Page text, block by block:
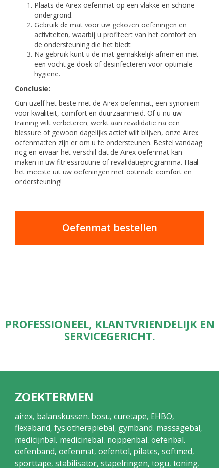
Plaats de Airex oefenmat op een vlakke en schone
ondergrond.
Gebruik de mat voor uw gekozen oefeningen en
activiteiten, waarbij u profiteert van het comfort en
de ondersteuning die het biedt.
Na gebruik kunt u de mat gemakkelijk afnemen met
een vochtige doek of desinfecteren voor optimale
hygiëne.
Conclusie:
Gun uzelf het beste met de Airex oefenmat, een synoniem
voor kwaliteit, comfort en duurzaamheid. Of u nu uw
training wilt verbeteren, werkt aan revalidatie na een
blessure of gewoon dagelijks actief wilt blijven, onze Airex
oefenmatten zijn er om u te ondersteunen. Bestel vandaag
nog en ervaar het verschil dat de Airex oefenmat kan
maken in uw fitnessroutine of revalidatieprogramma. Haal
het meeste uit uw oefeningen met optimale comfort en
ondersteuning!
Oefenmat bestellen
PROFESSIONEEL, KLANTVRIENDELIJK EN
SERVICEGERICHT.
ZOEKTERMEN
airex, balanskussen, bosu, curetape, EHBO,
flexaband, fysiotherapiebal, gymband, massagebal,
medicijnbal, medicinebal, noppenbal, oefenbal,
oefenband, oefenmat, oefentol, pilates, softmed,
sporttape, stabilisator, stapelringen, togu, toning,